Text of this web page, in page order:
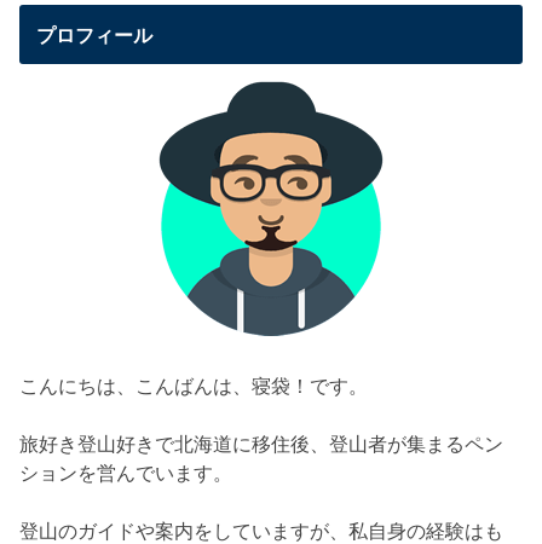
プロフィール
こんにちは、こんばんは、寝袋！です。
旅好き登山好きで北海道に移住後、登山者が集まるペン
ションを営んでいます。
登山のガイドや案内をしていますが、私自身の経験はも